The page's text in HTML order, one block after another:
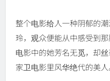
整个电影给人一种阴郁的
玲，观众便能从中感受到
电影中的她芳名无觅，却
家卫电影里风华绝代的美人